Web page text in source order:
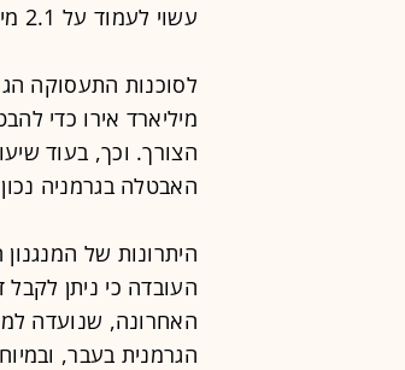
עשוי לעמוד על 2.1 מיליון (5% מכוח העבודה) - או אף יותר.
מיליארד אירו כדי
האבטלה בגרמניה נכון ל-31 במרץ עומד על
היתרונות של
העובדה כי ניתן
האחרונה, שנועדה
הגרמנית בעבר,